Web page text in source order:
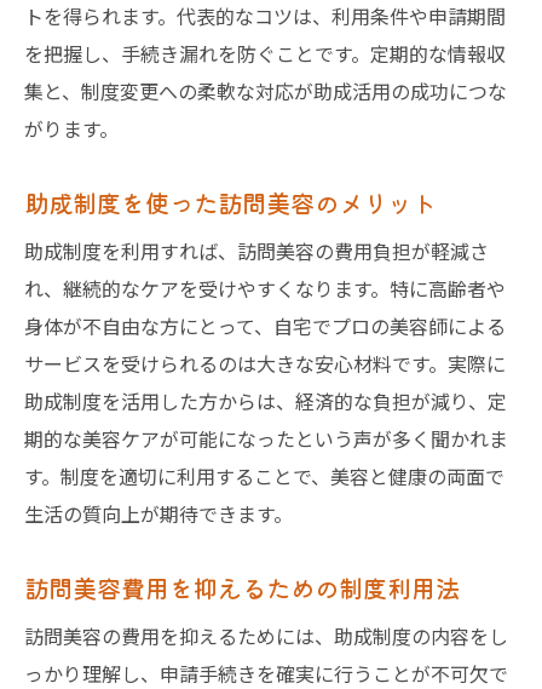
トを得られます。代表的なコツは、利用条件や申請期間
を把握し、手続き漏れを防ぐことです。定期的な情報収
集と、制度変更への柔軟な対応が助成活用の成功につな
がります。
助成制度を使った訪問美容のメリット
助成制度を利用すれば、訪問美容の費用負担が軽減さ
れ、継続的なケアを受けやすくなります。特に高齢者や
身体が不自由な方にとって、自宅でプロの美容師による
サービスを受けられるのは大きな安心材料です。実際に
助成制度を活用した方からは、経済的な負担が減り、定
期的な美容ケアが可能になったという声が多く聞かれま
す。制度を適切に利用することで、美容と健康の両面で
生活の質向上が期待できます。
訪問美容費用を抑えるための制度利用法
訪問美容の費用を抑えるためには、助成制度の内容をし
っかり理解し、申請手続きを確実に行うことが不可欠で